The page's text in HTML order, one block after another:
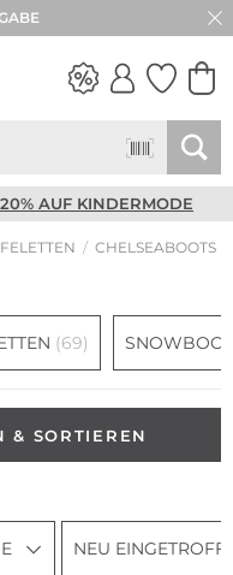
AUF KINDERMODE
CHELSEABOOTS
(69)
& SORTIEREN
NEU